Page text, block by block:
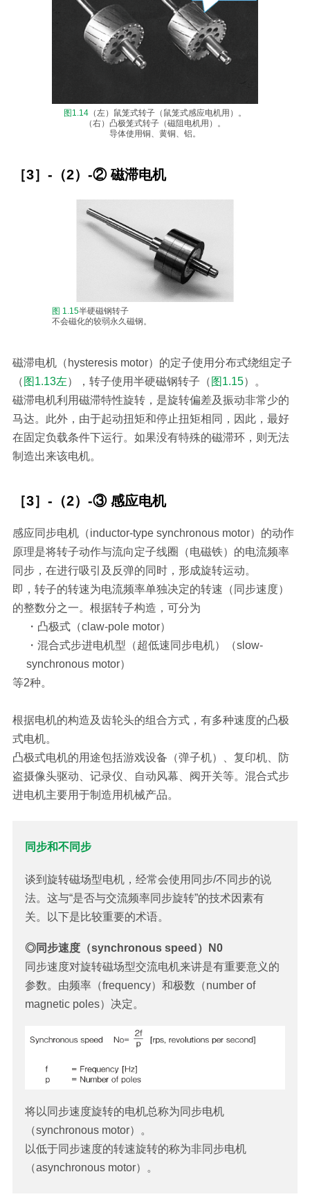
图1.14 （左）鼠笼式转子（鼠笼式感应电机用）。
（右）凸极笼式转子（磁阻电机用）。
导体使用铜、黄铜、铝。
［3］-（2）-② 磁滞电机
图 1.15半硬磁钢转子
不会磁化的较弱永久磁钢。
磁滞电机（hysteresis motor）的定子使用分布式绕组定子
（ 图1.13左），转子使用半硬磁钢转子（ 图1.15）。
磁滞电机利用磁滞特性旋转，是旋转偏差及振动非常少的
马达。此外，由于起动扭矩和停止扭矩相同，因此，最好
在固定负载条件下运行。如果没有特殊的磁滞环，则无法
制造出来该电机。
［3］-（2）-③ 感应电机
感应同步电机（inductor-type synchronous motor）的动作
原理是将转子动作与流向定子线圈（电磁铁）的电流频率
同步，在进行吸引及反弹的同时，形成旋转运动。
即，转子的转速为电流频率单独决定的转速（同步速度）
的整数分之一。根据转子构造，可分为
・ 凸极式（claw-pole motor）
・ 混合式步进电机型（超低速同步电机）（slow-
synchronous motor）
等2种。
根据电机的构造及齿轮头的组合方式，有多种速度的凸极
式电机。
凸极式电机的用途包括游戏设备（弹子机）、复印机、防
盗摄像头驱动、记录仪、自动风幕、阀开关等。混合式步
进电机主要用于制造用机械产品。
同步和不同步
谈到旋转磁场型电机，经常会使用同步/不同步的说
法。这与“是否与交流频率同步旋转”的技术因素有
关。以下是比较重要的术语。
◎同步速度（synchronous speed）N0
同步速度对旋转磁场型交流电机来讲是有重要意义的
参数。由频率（frequency）和极数（number of
magnetic poles）决定。
将以同步速度旋转的电机总称为同步电机
（synchronous motor）。
以低于同步速度的转速旋转的称为非同步电机
（asynchronous motor）。